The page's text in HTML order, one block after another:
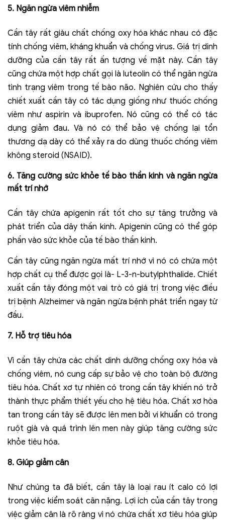
5. Ngăn ngừa viêm nhiễm
Cần tây rất giàu chất chống oxy hóa khác nhau có đặc
tính chống viêm, kháng khuẩn và chống virus. Giá trị dinh
dưỡng của cần tây rất ấn tượng về mặt này. Cần tây
cũng chứa một hợp chất gọi là luteolin có thể ngăn ngừa
tình trạng viêm trong tế bào não. Nghiên cứu cho thấy
chiết xuất cần tây có tác dụng giống như thuốc chống
viêm như aspirin và ibuprofen. Nó cũng có thể có tác
dụng giảm đau. Và nó có thể bảo vệ chống lại tổn
thương dạ dày có thể xảy ra do dùng thuốc chống viêm
không steroid (NSAID).
6. Tăng cường sức khỏe tế bào thần kinh và ngăn ngừa
mất trí nhớ
Cần tây chứa apigenin rất tốt cho sự tăng trưởng và
phát triển của dây thần kinh. Apigenin cũng có thể góp
phần vào sức khỏe của tế bào thần kinh.
Cần tây cũng ngăn ngừa mất trí nhớ vì nó có chứa một
hợp chất cụ thể được gọi là- L-3-n-butylphthalide. Chiết
xuất cần tây đóng một vai trò có giá trị trong việc điều
trị bệnh Alzheimer và ngăn ngừa bệnh phát triển ngay từ
đầu.
7. Hỗ trợ tiêu hóa
Vì cần tây chứa các chất dinh dưỡng chống oxy hóa và
chống viêm, nó cung cấp sự bảo vệ cho toàn bộ đường
tiêu hóa. Chất xơ tự nhiên có trong cần tây khiến nó trở
thành thực phẩm thiết yếu cho hệ tiêu hóa. Chất xơ hòa
tan trong cần tây sẽ được lên men bởi vi khuẩn có trong
ruột già và quá trình lên men này giúp tăng cường sức
khỏe tiêu hóa.
8. Giúp giảm cân
Như chúng ta đã biết, cần tây là loại rau ít calo có lợi
trong việc kiểm soát cân nặng. Lợi ích của cần tây trong
việc giảm cân là rõ ràng vì nó chứa chất xơ tiêu hóa giúp